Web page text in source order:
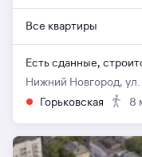
Все квартиры
Есть сданные,
Нижний Новгород,
Горьковская
8